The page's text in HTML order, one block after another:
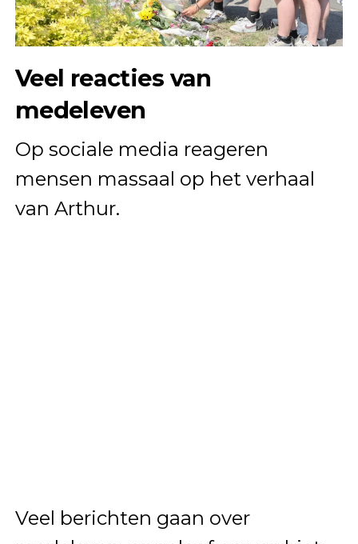
Veel reacties van
medeleven
Op sociale media reageren
mensen massaal op het verhaal
van Arthur.
Veel berichten gaan over